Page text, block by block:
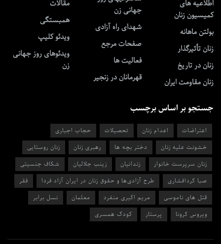
اطلاعیه های
کمیسیون زنان
بولتن ماهانه
زنان تأثیرگذار
زنان در تاریخ
زنان مقاومت ایران
جهانی زن
شهدای راه آزادی
صفحات مرجع
فعالیت ها
قهرمانان در زنجیر
مقالات
همبستگی
ویدئو کلیپ
ویدئوهای روز جهانی
زن
جستجو بر اساس برچسب
اعتراضات اعدام زنان تحصیلات
حجاب اجباری
خشونت علیه زنان
دختر بچه ها رهبری زنان
زنان روستایی
زنان سرپرست خانوار
زندانیان زینب جلالیان
شکاف جنسیتی
صبا کردافشاری
طرح آزادی‌ها و حقوق زنان در ایران آزاد فردا
فقر
قتل های ناموسی
مریم اکبری منفرد معلمان
نسل برابر
ویروس کرونا
پرستار کودک همسری